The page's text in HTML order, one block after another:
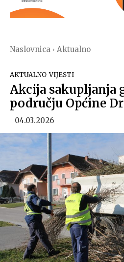
Naslovnica Aktualno
AKTUALNO VIJESTI
Akcija sakupljanja
području Općine
04.03.2026